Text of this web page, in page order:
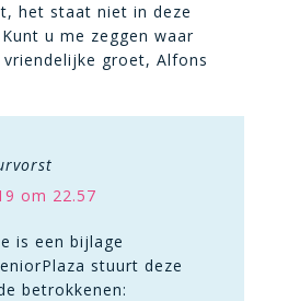
het staat niet in deze
u me zeggen waar
groet, Alfons
om 22.57
is een bijlage
stuurt deze
betrokkenen: